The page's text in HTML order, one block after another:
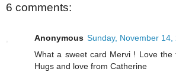
6 comments:
Anonymous Sunday, November 14,
What a sweet card Mervi ! Love the
Hugs and love from Catherine